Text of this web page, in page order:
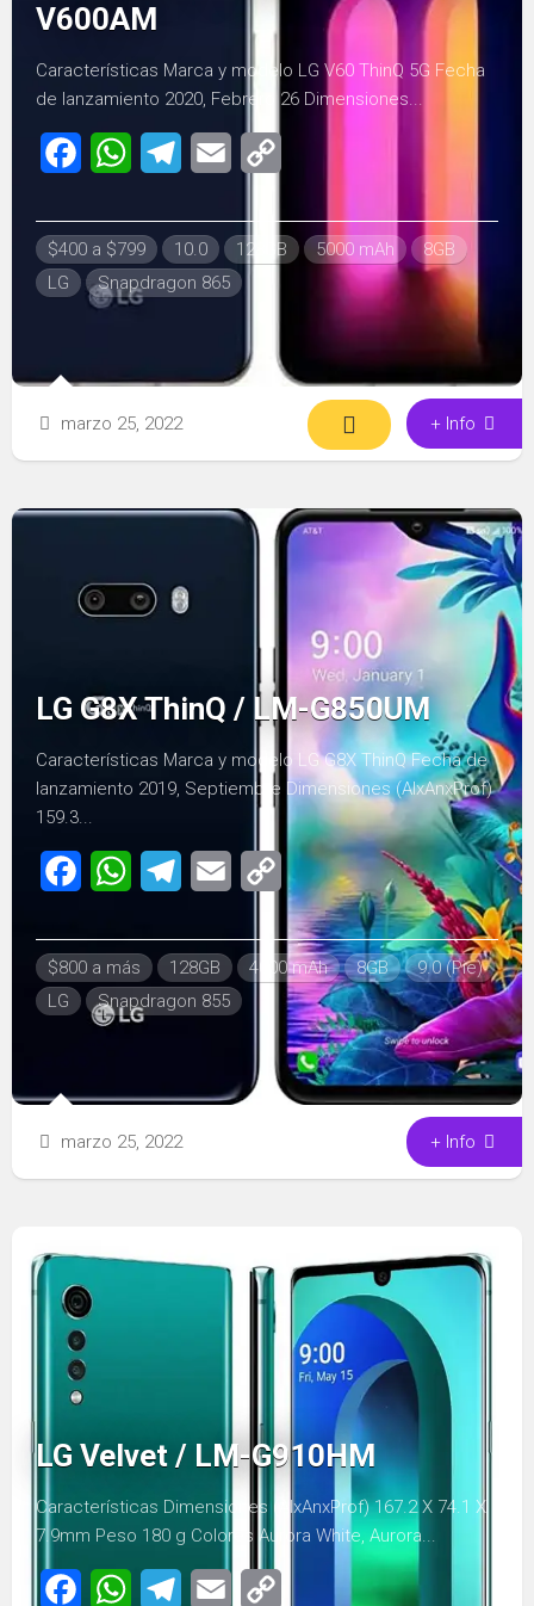
V600AM
Características Marca y modelo LG V60 ThinQ 5G Fecha
de lanzamiento 2020, Febrero 26 Dimensiones...
FacebookWhatsAppTelegramEmail
$400 a $799 10.0 128GB 5000 mAh
8GB
LG
Snapdragon 865
marzo 25, 2022 + Info
LG G8X ThinQ / LM-G850UM
Características Marca y modelo LG G8X ThinQ Fecha de
lanzamiento 2019, Septiembre Dimensiones (AlxAnxProf)
159.3...
FacebookWhatsAppTelegramEmail Copy
Link
$800 a más 128GB 4000 mAh 8GB
9.0 (Pie)
LG
Snapdragon 855
marzo 25, 2022 + Info
LG Velvet / LM-G910HM
Características Dimensiones (AlxAnxProf) 167.2 Х 74.1 Х
7.9mm Peso 180 g Colores Aurora White, Aurora...
FacebookWhatsAppTelegramEmail